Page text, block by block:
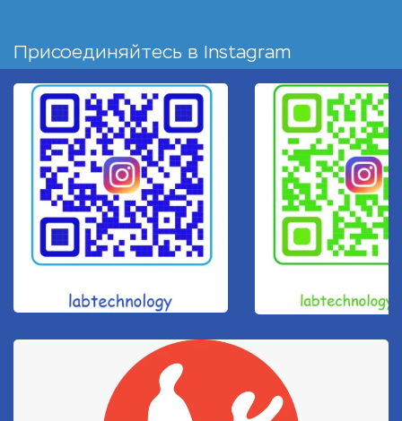
Присоединяйтесь в Instagram